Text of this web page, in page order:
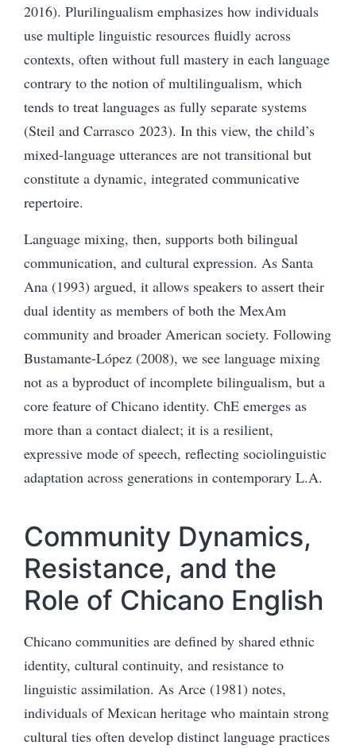
2016). Plurilingualism emphasizes how individuals
use multiple linguistic resources fluidly across
contexts, often without full mastery in each language
contrary to the notion of multilingualism, which
tends to treat languages as fully separate systems
(Steil and Carrasco 2023). In this view, the child’s
mixed-language utterances are not transitional but
constitute a dynamic, integrated communicative
repertoire.
Language mixing, then, supports both bilingual
communication, and cultural expression. As Santa
Ana (1993) argued, it allows speakers to assert their
dual identity as members of both the MexAm
community and broader American society. Following
Bustamante-López (2008), we see language mixing
not as a byproduct of incomplete bilingualism, but a
core feature of Chicano identity. ChE emerges as
more than a contact dialect; it is a resilient,
expressive mode of speech, reflecting sociolinguistic
adaptation across generations in contemporary L.A.
Community Dynamics,
Resistance, and the
Role of Chicano English
Chicano communities are defined by shared ethnic
identity, cultural continuity, and resistance to
linguistic assimilation. As Arce (1981) notes,
individuals of Mexican heritage who maintain strong
cultural ties often develop distinct language practices